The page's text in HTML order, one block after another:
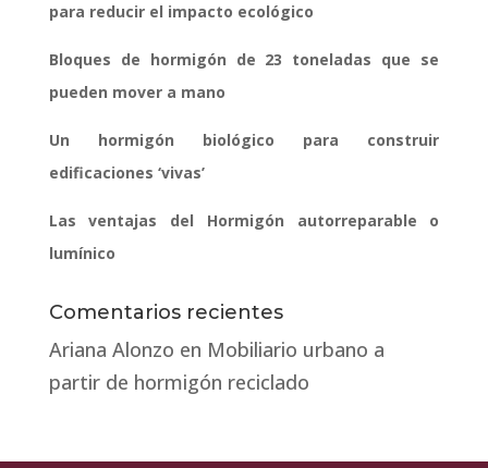
para reducir el impacto ecológico
Bloques de hormigón de 23 toneladas que se
pueden mover a mano
Un hormigón biológico para construir
edificaciones ‘vivas’
Las ventajas del Hormigón autorreparable o
lumínico
Comentarios recientes
Ariana Alonzo en Mobiliario urbano a
partir de hormigón reciclado